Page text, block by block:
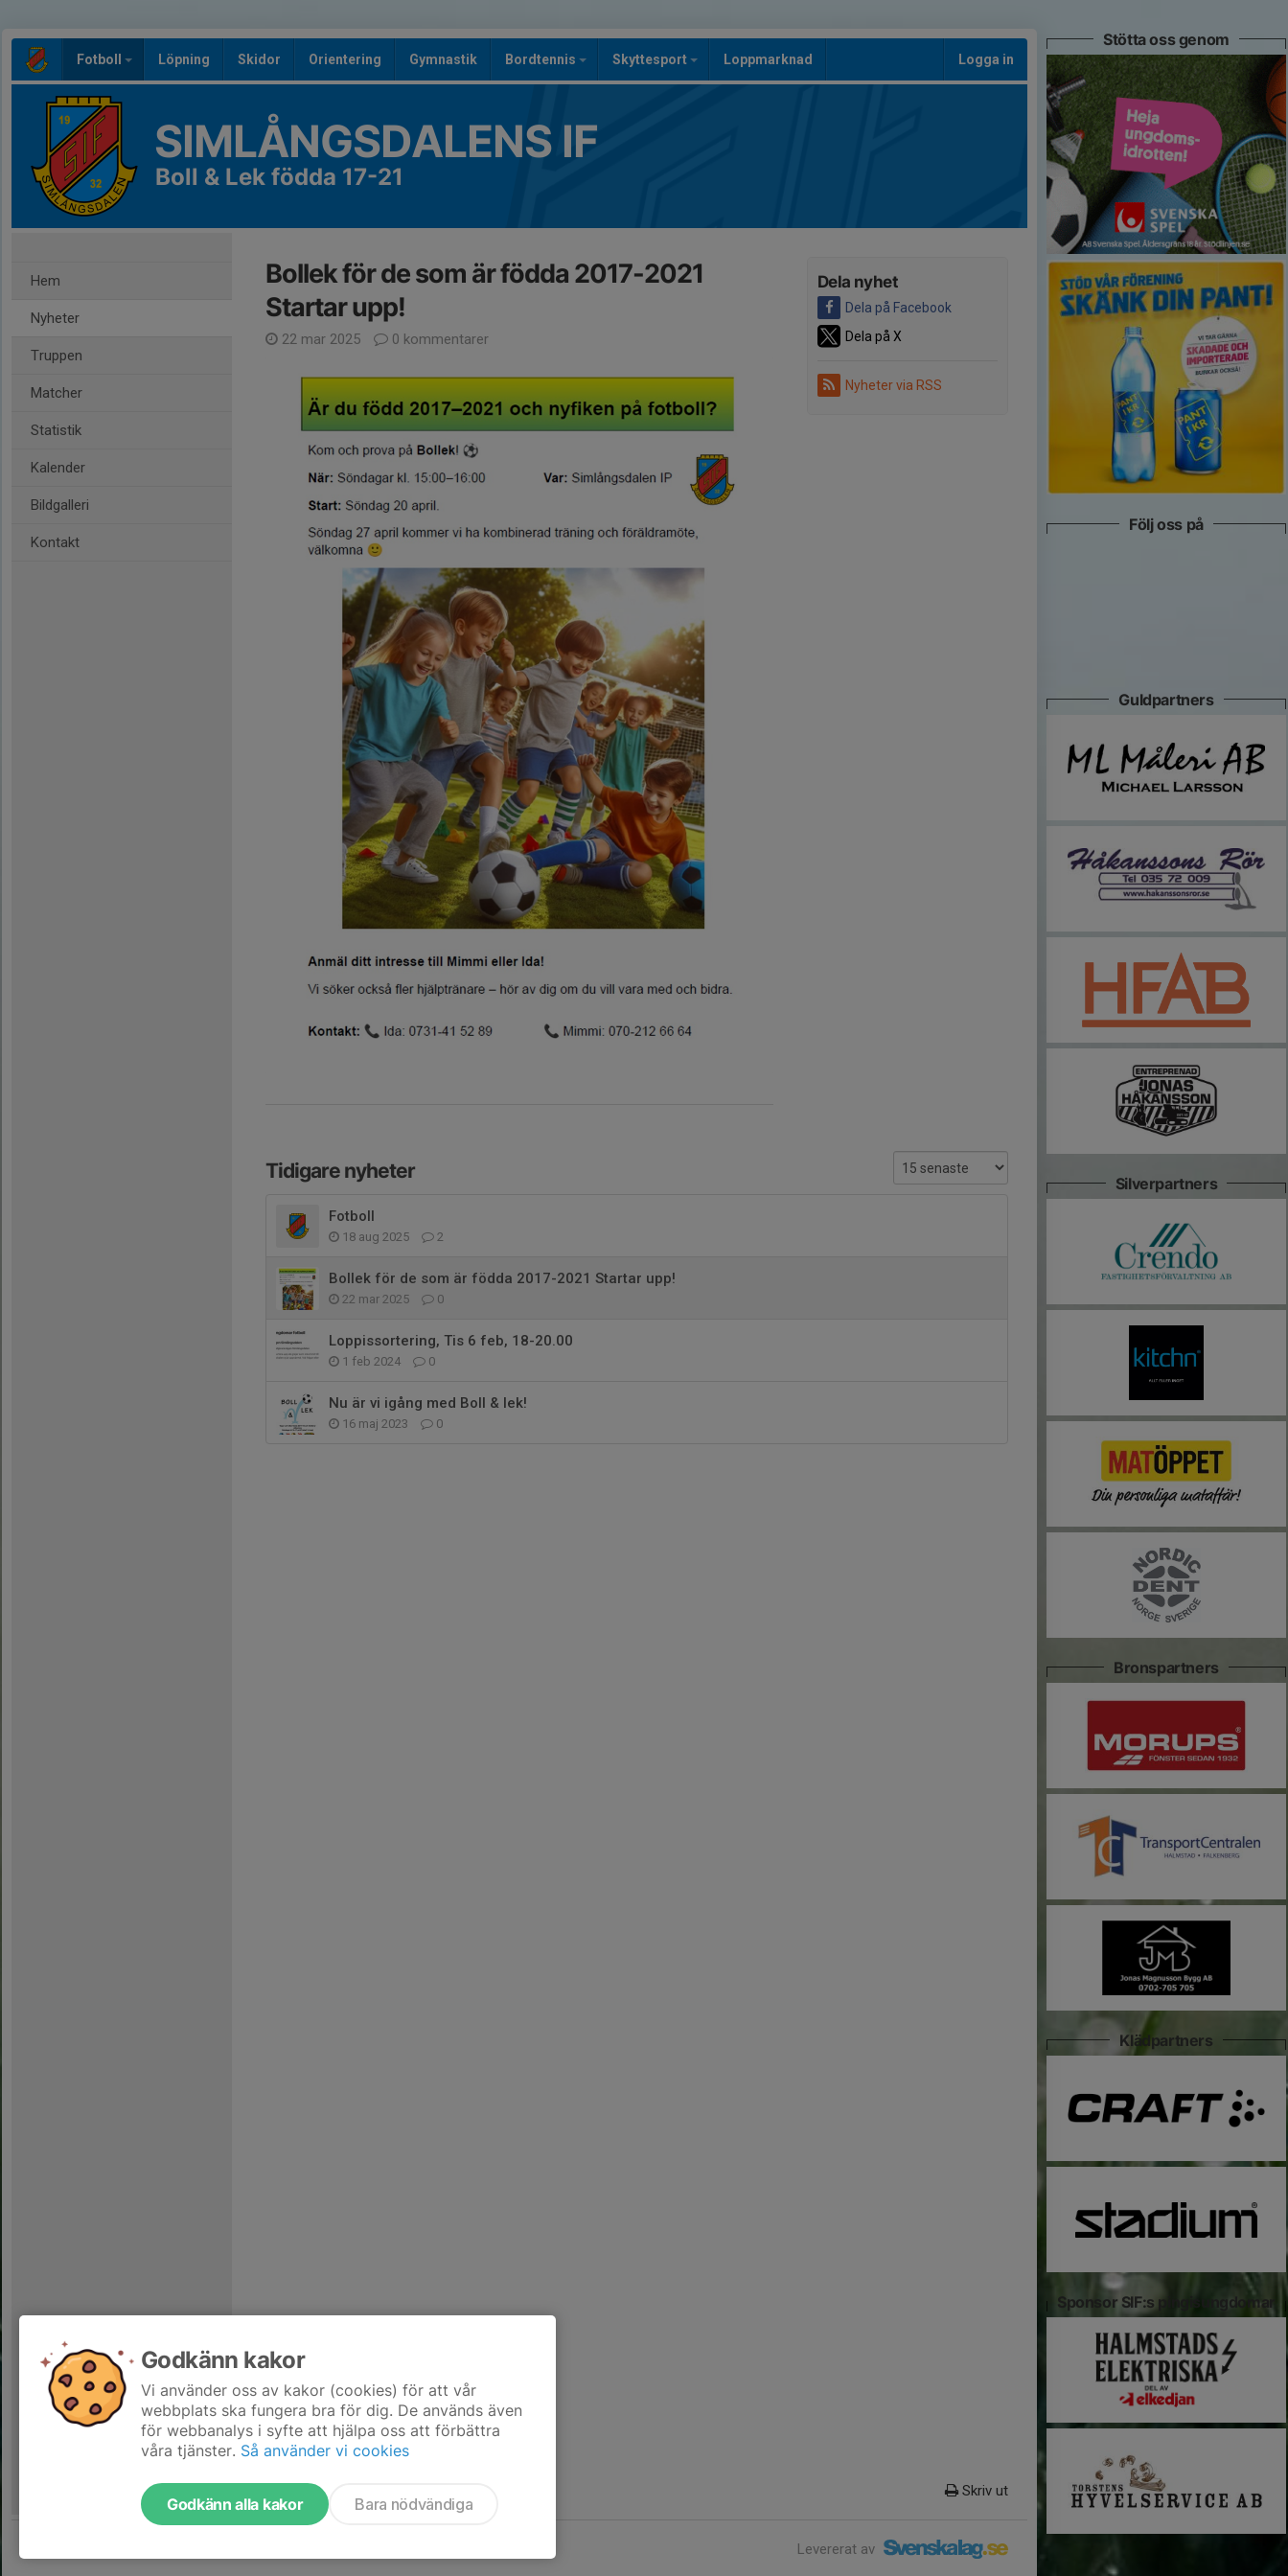
Fotboll Löpning Skidor Orientering Gymnastik Bordtennis Skyttesport Loppmarknad Logga in
SIMLÅNGSDALENS IF
Boll & Lek födda 17-21
Hem
Nyheter
Truppen
Matcher
Statistik
Kalender
Bildgalleri
Kontakt
Dela nyhet
Dela på Facebook
Dela på X
Nyheter via RSS
Bollek för de som är födda 2017-2021
Startar upp!
22 mar 2025 0 kommentarer
Tidigare nyheter
Fotboll
18 aug 2025 2
Bollek för de som är födda 2017-2021 Startar upp!
22 mar 2025 0
Loppissortering, Tis 6 feb, 18-20.00
1 feb 2024 0
Nu är vi igång med Boll & lek!
16 maj 2023 0
Skriv ut
Levererat av
Stötta oss genom
Följ oss på
Guldpartners
Silverpartners
Bronspartners
Klädpartners
Sponsor SIF:s pingisungdomar
Godkänn kakor
Vi använder oss av kakor (cookies) för att vår
webbplats ska fungera bra för dig. De används även
för webbanalys i syfte att hjälpa oss att förbättra
våra tjänster. Så använder vi cookies
Godkänn alla kakor Bara nödvändiga